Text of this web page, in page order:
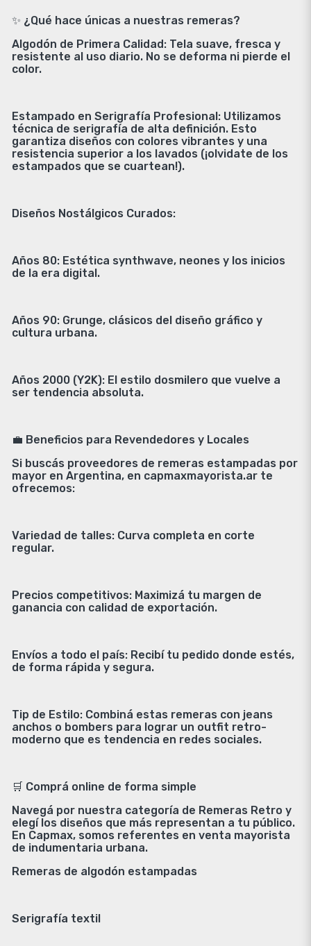
✨ ¿Qué hace únicas a nuestras remeras?
Algodón de Primera Calidad: Tela suave, fresca y
resistente al uso diario. No se deforma ni pierde el
color.
Estampado en Serigrafía Profesional: Utilizamos
técnica de serigrafía de alta definición. Esto
garantiza diseños con colores vibrantes y una
resistencia superior a los lavados (¡olvidate de los
estampados que se cuartean!).
Diseños Nostálgicos Curados:
Años 80: Estética synthwave, neones y los inicios
de la era digital.
Años 90: Grunge, clásicos del diseño gráfico y
cultura urbana.
Años 2000 (Y2K): El estilo dosmilero que vuelve a
ser tendencia absoluta.
💼 Beneficios para Revendedores y Locales
Si buscás proveedores de remeras estampadas por
mayor en Argentina, en capmaxmayorista.ar te
ofrecemos:
Variedad de talles: Curva completa en corte
regular.
Precios competitivos: Maximizá tu margen de
ganancia con calidad de exportación.
Envíos a todo el país: Recibí tu pedido donde estés,
de forma rápida y segura.
Tip de Estilo: Combiná estas remeras con jeans
anchos o bombers para lograr un outfit retro-
moderno que es tendencia en redes sociales.
🛒 Comprá online de forma simple
Navegá por nuestra categoría de Remeras Retro y
elegí los diseños que más representan a tu público.
En Capmax, somos referentes en venta mayorista
de indumentaria urbana.
Remeras de algodón estampadas
Serigrafía textil